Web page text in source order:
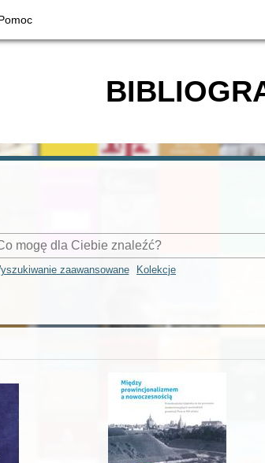
zaawansowane Kolekcje